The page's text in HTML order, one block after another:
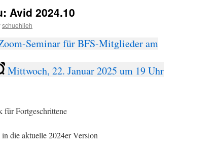
Avid 2024.10
schuehlieh
Seminar für BFS-Mitglieder am
Mittwoch, 22. Januar 2025 um 19 Uhr
Fortgeschrittene
die aktuelle 2024er Version